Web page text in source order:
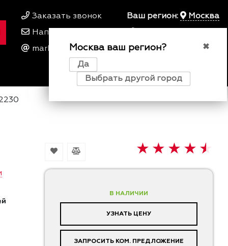
Заказать звонок
Написать нам
marketing@kfork.ru
Ваш регион: Москва
✖
Москва ваш регион?
Да
Выбрать другой город
Пн-Пт 9
00
0
В НАЛИЧИИ
УЗНАТЬ ЦЕНУ
ЗАПРОСИТЬ КОМ. ПРЕДЛОЖЕНИЕ